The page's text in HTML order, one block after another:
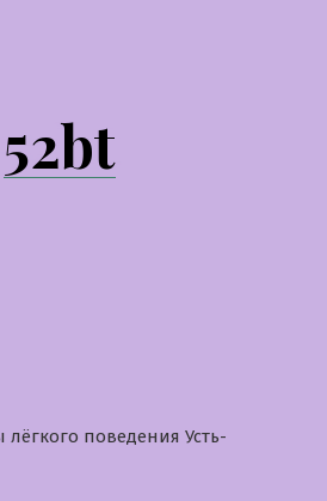
52bt
поведения Усть-